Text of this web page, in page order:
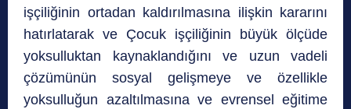
işçiliğinin ortadan kaldırılmasına ilişkin kararını
hatırlatarak ve Çocuk işçiliğinin büyük ölçüde
yoksulluktan kaynaklandığını ve uzun vadeli
çözümünün sosyal gelişmeye ve özellikle
yoksulluğun azaltılmasına ve evrensel eğitime